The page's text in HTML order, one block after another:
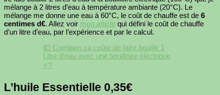
mélange à 2 litres d’eau à température ambiante (20°C). Le
mélange me donne une eau à 60°C, le coût de chauffe est de 6
centimes d€. Allez voir mon article qui défini le coût de chauffe
d’un litre d’eau, par l’expérience et par le calcul.
💶 Combien ça coûte de faire bouillir 1
Litre d’eau avec une bouilloire électrique
⚡?
L’huile Essentielle 0,35€